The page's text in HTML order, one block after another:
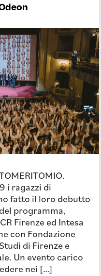
i ragazzi di
fatto il loro debutto
programma,
Firenze ed Intesa
con Fondazione
di Firenze e
Un evento carico
nei […]